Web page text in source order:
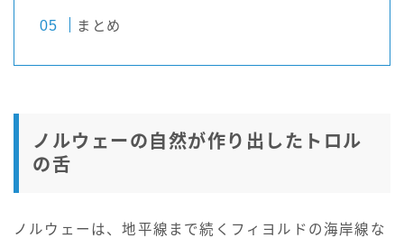
まとめ
ノルウェーの自然が作り出したトロル
の舌
ノルウェーは、地平線まで続くフィヨルドの海岸線な